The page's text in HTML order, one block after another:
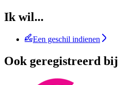
Ik wil...
Een geschil indienen
Ook geregistreerd bij